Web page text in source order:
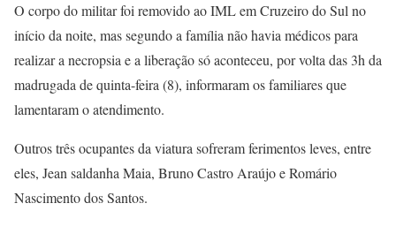
O corpo do militar foi removido ao IML em Cruzeiro do Sul no
início da noite, mas segundo a família não havia médicos para
realizar a necropsia e a liberação só aconteceu, por volta das 3h da
madrugada de quinta-feira (8), informaram os familiares que
lamentaram o atendimento.
Outros três ocupantes da viatura sofreram ferimentos leves, entre
eles, Jean saldanha Maia, Bruno Castro Araújo e Romário
Nascimento dos Santos.